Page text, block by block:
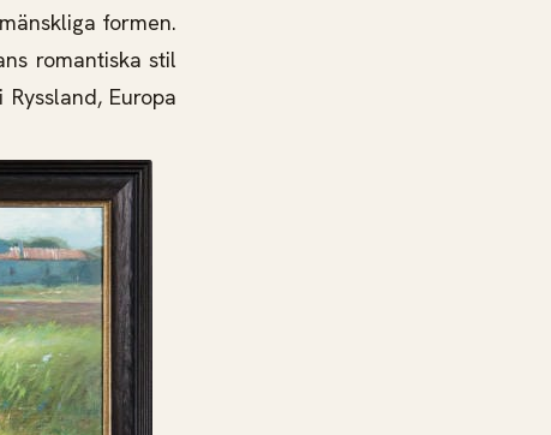
formen.
romantiska stil
Europa